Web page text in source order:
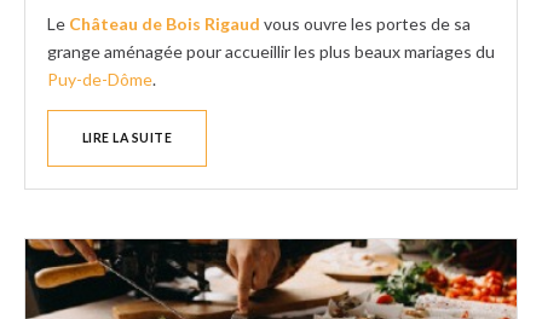
Le Château de Bois Rigaud vous ouvre les portes de sa
grange aménagée pour accueillir les plus beaux mariages du
Puy-de-Dôme.
LIRE LA SUITE